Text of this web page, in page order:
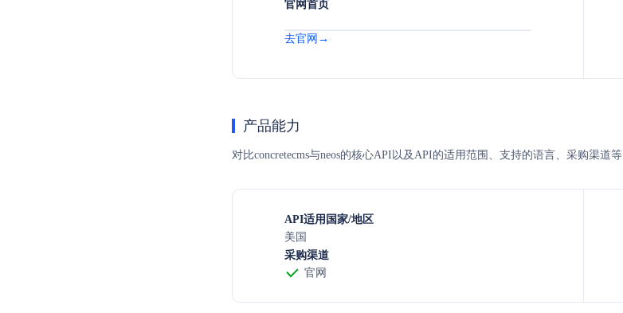
官网首页
去官网→
产品能力
对比concretecms与neos的核心API以及API的适用范围、支持的语言、采购渠道等
API适用国家/地区
美国
采购渠道
官网